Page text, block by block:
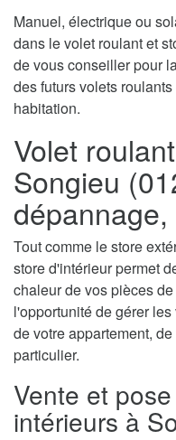
Manuel, électrique ou
dans le volet roulant et
de vous conseiller pour
des futurs volets
habitation.
Volet
Songieu
Tout comme le store
store d'intérieur permet
chaleur de vos pièces
l'opportunité de gérer
de votre appartement,
particulier.
Vente et
intérieurs à